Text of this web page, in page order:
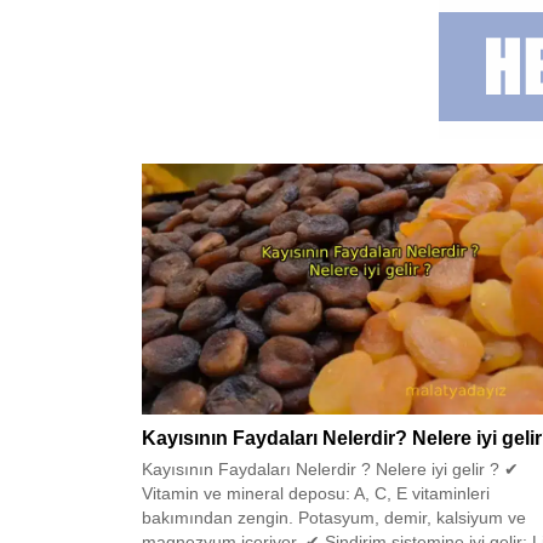
Kayısının Faydaları Nelerdir? Nelere iyi
Kayısının Faydaları Nelerdir ? Nelere iyi gelir ? ✔
Vitamin ve mineral deposu: A, C, E vitaminleri
bakımından zengin. Potasyum, demir, kalsiyum ve